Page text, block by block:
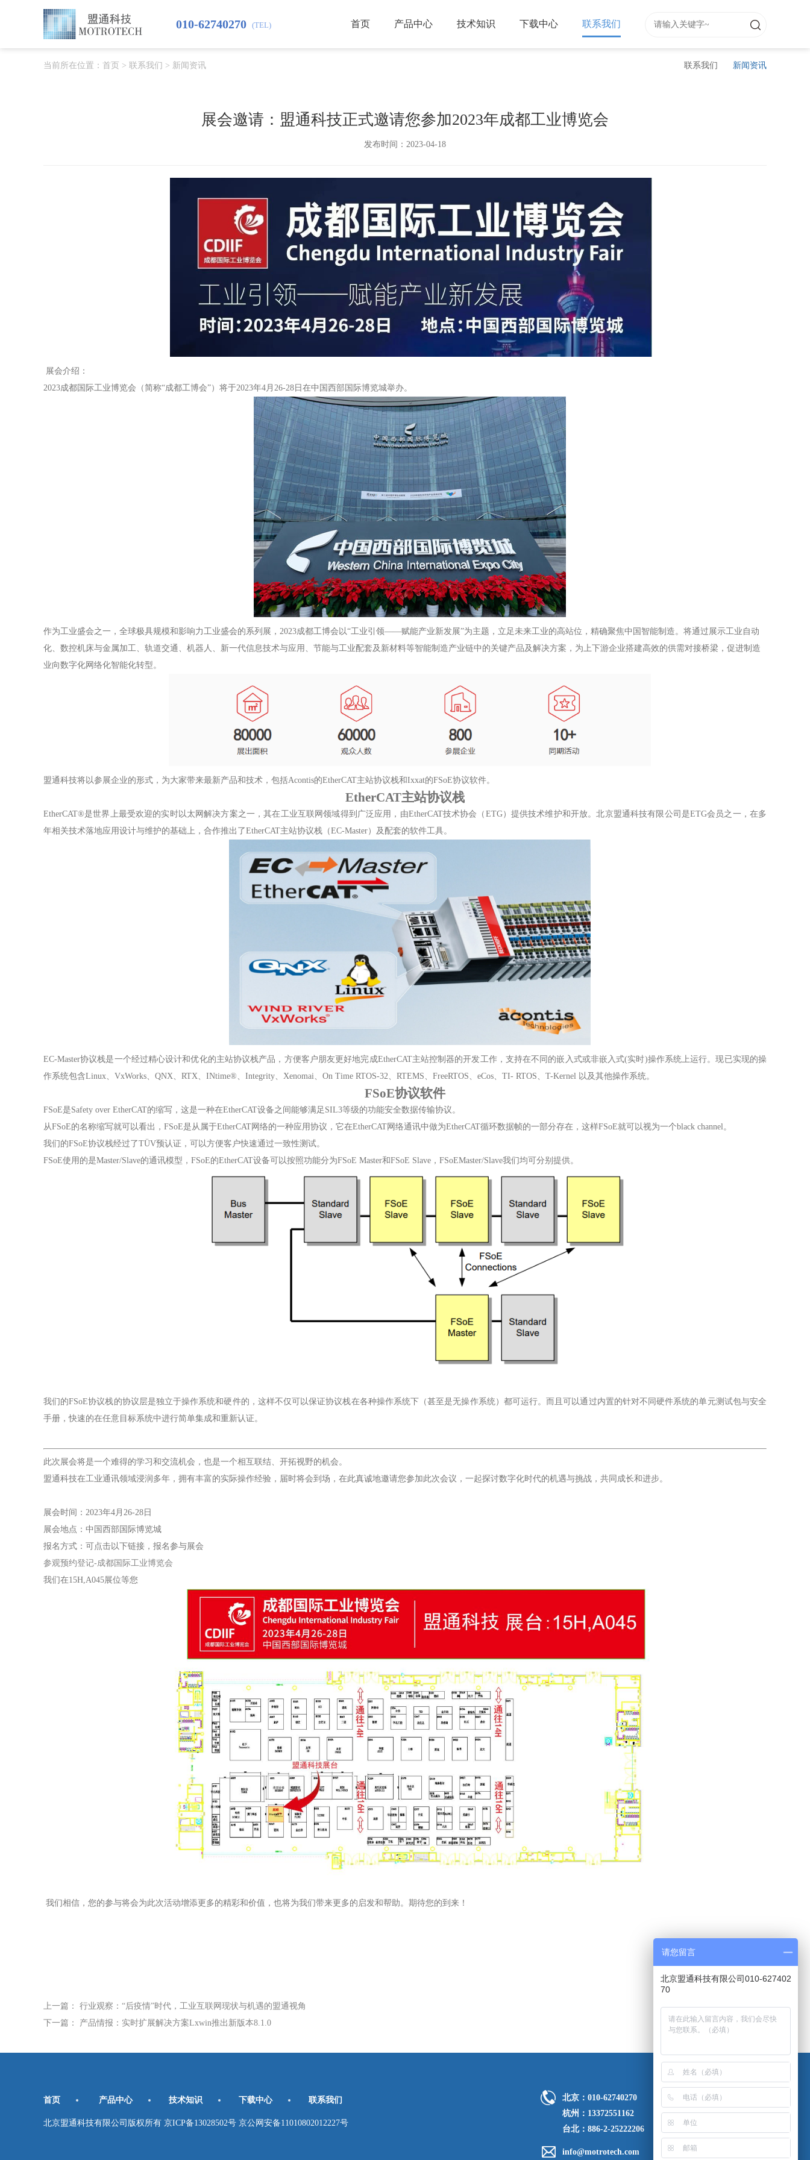
首页 产品中心 技术知识 下载中心 联系我们
010-62740270 (TEL)
当前所在位置： 首页 > 联系我们 > 新闻资讯 联系我们 新闻资讯
展会邀请：盟通科技正式邀请您参加2023年成都工业博览会
发布时间：2023-04-18
展会介绍：
2023成都国际工业博览会（简称“成都工博会”）将于2023年4月26-28日在中国西部国际博览城举办。
作为工业盛会之一，全球极具规模和影响力工业盛会的系列展，2023成都工博会以“工业引领——赋能产业新发展”为主题，立足未来工业的高站位，精确聚焦中国智能制造。将通过展示工业自动
化、数控机床与金属加工、轨道交通、机器人、新一代信息技术与应用、节能与工业配套及新材料等智能制造产业链中的关键产品及解决方案，为上下游企业搭建高效的供需对接桥梁，促进制造
业向数字化网络化智能化转型。
盟通科技将以参展企业的形式，为大家带来最新产品和技术，包括Acontis的EtherCAT主站协议栈和Ixxat的FSoE协议软件。
EtherCAT主站协议栈
EtherCAT®是世界上最受欢迎的实时以太网解决方案之一，其在工业互联网领域得到广泛应用，由EtherCAT技术协会（ETG）提供技术维护和开放。北京盟通科技有限公司是ETG会员之一，在多
年相关技术落地应用设计与维护的基础上，合作推出了EtherCAT主站协议栈（EC-Master）及配套的软件工具。
EC-Master协议栈是一个经过精心设计和优化的主站协议栈产品，方便客户朋友更好地完成EtherCAT主站控制器的开发工作，支持在不同的嵌入式或非嵌入式(实时)操作系统上运行。现已实现的操
作系统包含Linux、VxWorks、QNX、RTX、INtime®、Integrity、Xenomai、On Time RTOS-32、RTEMS、FreeRTOS、eCos、TI- RTOS、T-Kernel 以及其他操作系统。
FSoE协议软件
FSoE是Safety over EtherCAT的缩写，这是一种在EtherCAT设备之间能够满足SIL3等级的功能安全数据传输协议。
从FSoE的名称缩写就可以看出，FSoE是从属于EtherCAT网络的一种应用协议，它在EtherCAT网络通讯中做为EtherCAT循环数据帧的一部分存在，这样FSoE就可以视为一个black channel。
我们的FSoE协议栈经过了TÜV预认证，可以方便客户快速通过一致性测试。
FSoE使用的是Master/Slave的通讯模型，FSoE的EtherCAT设备可以按照功能分为FSoE Master和FSoE Slave，FSoEMaster/Slave我们均可分别提供。
我们的FSoE协议栈的协议层是独立于操作系统和硬件的，这样不仅可以保证协议栈在各种操作系统下（甚至是无操作系统）都可运行。而且可以通过内置的针对不同硬件系统的单元测试包与安全
手册，快速的在任意目标系统中进行简单集成和重新认证。
此次展会将是一个难得的学习和交流机会，也是一个相互联结、开拓视野的机会。
盟通科技在⼯业通讯领域浸润多年，拥有丰富的实际操作经验，届时将会到场，在此真诚地邀请您参加此次会议，一起探讨数字化时代的机遇与挑战，共同成长和进步。
展会时间：2023年4月26-28日
展会地点：中国西部国际博览城
报名方式：可点击以下链接，报名参与展会
参观预约登记-成都国际工业博览会
我们在15H,A045展位等您
我们相信，您的参与将会为此次活动增添更多的精彩和价值，也将为我们带来更多的启发和帮助。期待您的到来！
上一篇： 行业观察：“后疫情”时代，工业互联网现状与机遇的盟通视角
下一篇： 产品情报：实时扩展解决方案Lxwin推出新版本8.1.0
北京：010-62740270
杭州：13372551162
台北：886-2-25222206
info@motrotech.com
首页 产品中心 技术知识 下载中心 联系我们
北京盟通科技有限公司版权所有 京ICP备13028502号 京公网安备11010802012227号
请您留言
北京盟通科技有限公司010-627402
70